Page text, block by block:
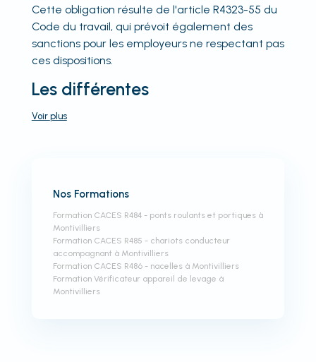
Cette obligation résulte de l'article R4323-55 du
Code du travail, qui prévoit également des
sanctions pour les employeurs ne respectant pas
ces dispositions.
Les différentes
Voir plus
Nos Formations
Formation CACES R484 - ponts roulants et portiques à
Montivilliers
Formation CACES R485 - chariots conducteur
accompagnant à Montivilliers
Formation CACES R486 - nacelles à Montivilliers
Formation Vérificateur appareil de levage à
Montivilliers